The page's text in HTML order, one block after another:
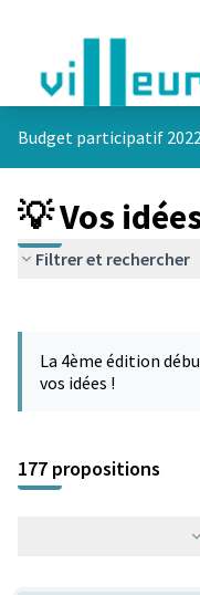
Budget participatif
💡 Vos
Filtrer et rechercher
−
La 4ème édition
vos idées !
177 propositions